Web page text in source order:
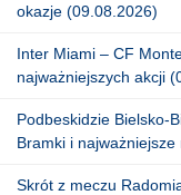
okazje (09.08.2026)
Inter Miami – CF
najważniejszych akcji
Podbeskidzie Bielsko-
Bramki i
Skrót z meczu